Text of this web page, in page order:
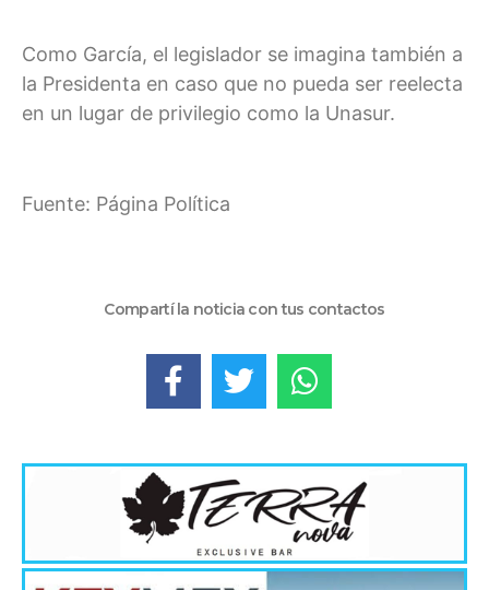
Como García, el legislador se imagina también a
la Presidenta en caso que no pueda ser reelecta
en un lugar de privilegio como la Unasur.
Fuente: Página Política
Compartí la noticia con tus contactos